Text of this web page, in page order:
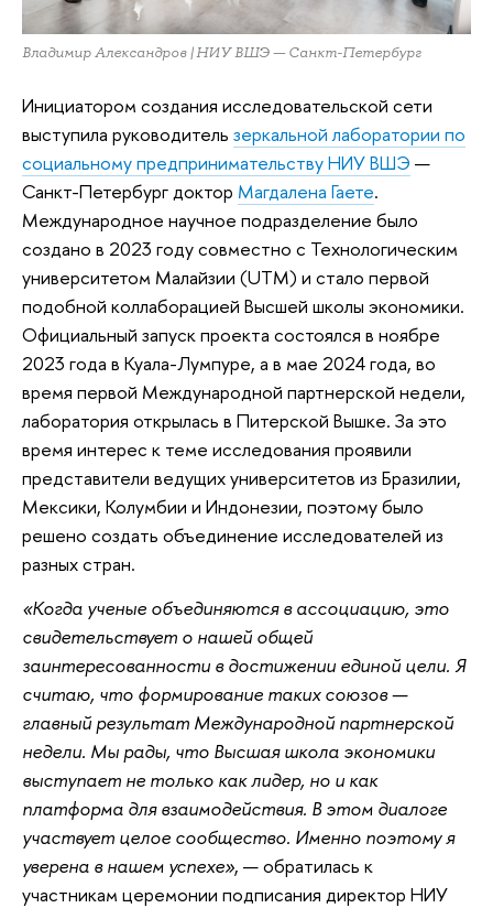
Владимир Александров | НИУ ВШЭ — Санкт-Петербург
Инициатором создания исследовательской сети
выступила руководитель зеркальной лаборатории по
социальному предпринимательству НИУ ВШЭ —
Санкт-Петербург доктор Магдалена Гаете.
Международное научное подразделение было
создано в 2023 году совместно с Технологическим
университетом Малайзии (UTM) и стало первой
подобной коллаборацией Высшей школы экономики.
Официальный запуск проекта состоялся в ноябре
2023 года в Куала-Лумпуре, а в мае 2024 года, во
время первой Международной партнерской недели,
лаборатория открылась в Питерской Вышке. За это
время интерес к теме исследования проявили
представители ведущих университетов из Бразилии,
Мексики, Колумбии и Индонезии, поэтому было
решено создать объединение исследователей из
разных стран.
«Когда ученые объединяются в ассоциацию, это
свидетельствует о нашей общей
заинтересованности в достижении единой цели. Я
считаю, что формирование таких союзов —
главный результат Международной партнерской
недели. Мы рады, что Высшая школа экономики
выступает не только как лидер, но и как
платформа для взаимодействия. В этом диалоге
участвует целое сообщество. Именно поэтому я
уверена в нашем успехе», — обратилась к
участникам церемонии подписания директор НИУ